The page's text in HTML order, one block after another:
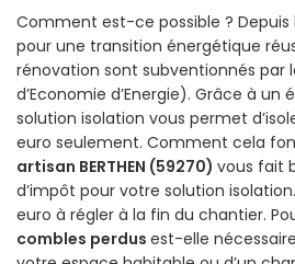
Comment est-ce possible ? Depuis
pour une transition énergétique
rénovation sont subventionnés par
d’Economie d’Energie). Grâce à
solution isolation vous permet
euro seulement. Comment cela
artisan BERTHEN (59270) vous fait
d’impôt pour votre solution isolation.
euro à régler à la fin du chantier.
combles perdus est-elle nécessaire